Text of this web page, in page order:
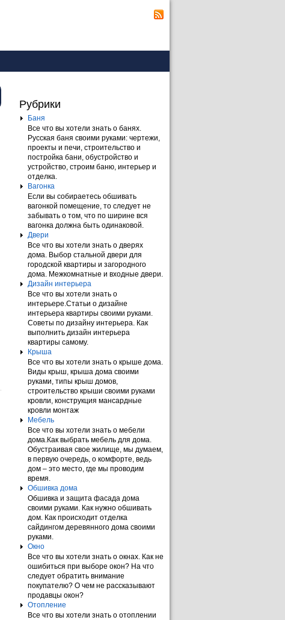
Рубрики
Баня
Все что вы хотели знать о банях.
Русская баня своими руками: чертежи,
проекты и печи, строительство и
постройка бани, обустройство и
устройство, строим баню, интерьер и
отделка.
Вагонка
Если вы собираетесь обшивать
вагонкой помещение, то следует не
забывать о том, что по ширине вся
вагонка должна быть одинаковой.
Двери
Все что вы хотели знать о дверях
дома. Выбор стальной двери для
городской квартиры и загородного
дома. Межкомнатные и входные двери.
Дизайн интерьера
Все что вы хотели знать о
интерьере.Статьи о дизайне
интерьера квартиры своими руками.
Советы по дизайну интерьера. Как
выполнить дизайн интерьера
квартиры самому.
Крыша
Все что вы хотели знать о крыше дома.
Виды крыш, крыша дома своими
руками, типы крыш домов,
строительство крыши своими руками
кровли, конструкция мансардные
кровли монтаж
Мебель
Все что вы хотели знать о мебели
дома.Как выбрать мебель для дома.
Обустраивая свое жилище, мы думаем,
в первую очередь, о комфорте, ведь
дом – это место, где мы проводим
время.
Обшивка дома
Обшивка и защита фасада дома
своими руками. Как нужно обшивать
дом. Как происходит отделка
сайдингом деревянного дома своими
руками.
Окно
Все что вы хотели знать о окнах. Как не
ошибиться при выборе окон? На что
следует обратить внимание
покупателю? О чем не рассказывают
продавцы окон?
Отопление
Все что вы хотели знать о отоплении